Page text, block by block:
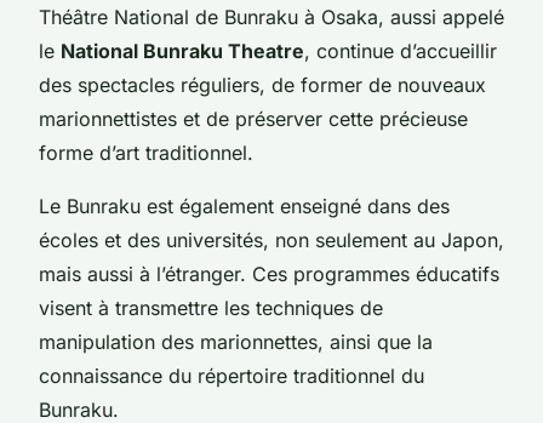
Théâtre National de Bunraku à Osaka, aussi appelé
le National Bunraku Theatre, continue d’accueillir
des spectacles réguliers, de former de nouveaux
marionnettistes et de préserver cette précieuse
forme d’art traditionnel.
Le Bunraku est également enseigné dans des
écoles et des universités, non seulement au Japon,
mais aussi à l’étranger. Ces programmes éducatifs
visent à transmettre les techniques de
manipulation des marionnettes, ainsi que la
connaissance du répertoire traditionnel du
Bunraku.